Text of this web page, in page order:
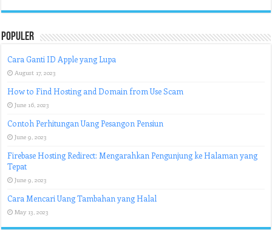
Populer
Cara Ganti ID Apple yang Lupa
August 17, 2023
How to Find Hosting and Domain from Use Scam
June 16, 2023
Contoh Perhitungan Uang Pesangon Pensiun
June 9, 2023
Firebase Hosting Redirect: Mengarahkan Pengunjung ke Halaman yang
Tepat
June 9, 2023
Cara Mencari Uang Tambahan yang Halal
May 13, 2023